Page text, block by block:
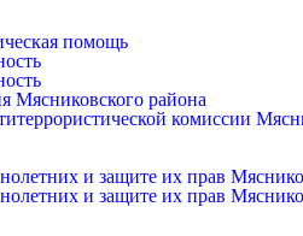
помощь
Мясниковского района
комиссии
и защите их прав
и защите их прав